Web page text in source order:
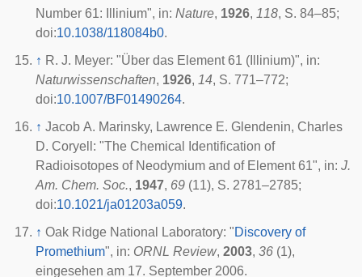
Number 61: Illinium", in: Nature, 1926, 118, S. 84–85;
doi:10.1038/118084b0.
↑ R. J. Meyer: "Über das Element 61 (Illinium)", in:
Naturwissenschaften, 1926, 14, S. 771–772;
doi:10.1007/BF01490264.
↑ Jacob A. Marinsky, Lawrence E. Glendenin, Charles
D. Coryell: "The Chemical Identification of
Radioisotopes of Neodymium and of Element 61", in: J.
Am. Chem. Soc., 1947, 69 (11), S. 2781–2785;
doi:10.1021/ja01203a059.
↑ Oak Ridge National Laboratory: "Discovery of
Promethium", in: ORNL Review, 2003, 36 (1),
eingesehen am 17. September 2006.